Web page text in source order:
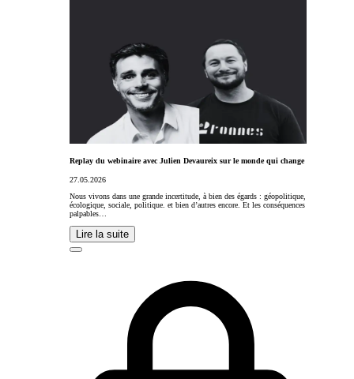
Replay du webinaire avec Julien Devaureix sur le monde qui change
27.05.2026
Nous vivons dans une grande incertitude, à bien des égards : géopolitique,
écologique, sociale, politique. et bien d’autres encore. Et les conséquences
palpables…
Lire la suite